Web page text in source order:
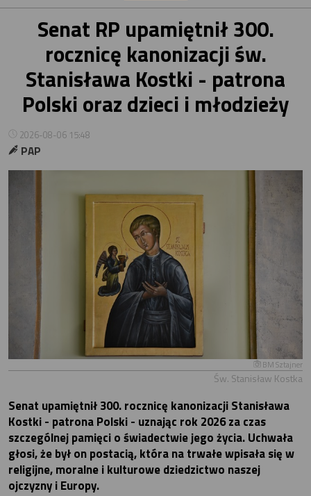
Senat RP upamiętnił 300.
rocznicę kanonizacji św.
Stanisława Kostki - patrona
Polski oraz dzieci i młodzieży
2026-08-06 15:48
PAP
BM Sztajner
Św. Stanisław Kostka
Senat upamiętnił 300. rocznicę kanonizacji Stanisława
Kostki - patrona Polski - uznając rok 2026 za czas
szczególnej pamięci o świadectwie jego życia. Uchwała
głosi, że był on postacią, która na trwałe wpisała się w
religijne, moralne i kulturowe dziedzictwo naszej
ojczyzny i Europy.